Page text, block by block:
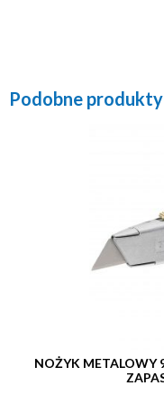
Podobne produkty
NOŻYK METALOWY 99E OSTRZE CHOWANE 3 OSTRZA